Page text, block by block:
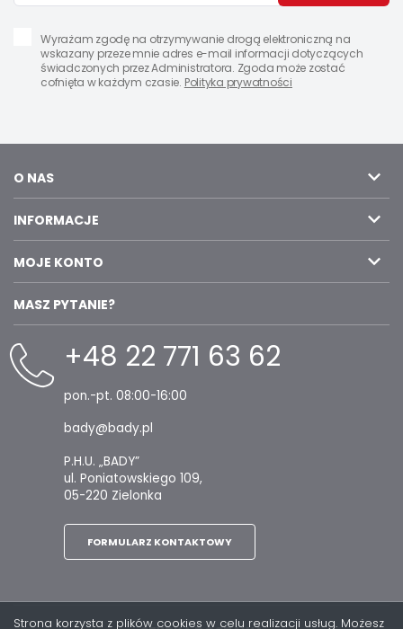
Wyrażam zgodę na otrzymywanie drogą elektroniczną na
wskazany przeze mnie adres e-mail informacji dotyczących
świadczonych przez Administratora. Zgoda może zostać
cofnięta w każdym czasie. Polityka prywatności
O NAS
INFORMACJE
MOJE KONTO
MASZ PYTANIE?
+48 22 771 63 62
pon.-pt. 08:00-16:00
bady@bady.pl
P.H.U. „BADY”
ul. Poniatowskiego 109,
05-220 Zielonka
FORMULARZ KONTAKTOWY
Strona korzysta z plików cookies w celu realizacji usług. Możesz